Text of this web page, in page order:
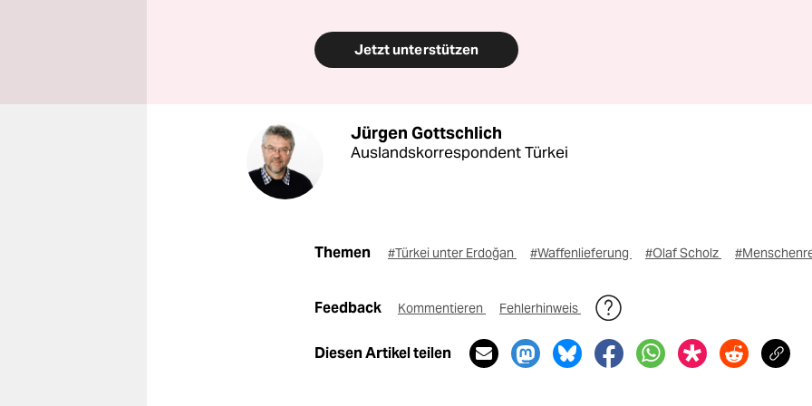
Jetzt unterstützen
Jürgen Gottschlich
Auslandskorrespondent Türkei
Themen #Türkei unter Erdoğan #Waffenlieferung #Olaf Scholz
Feedback Kommentieren Fehlerhinweis
Diesen Artikel teilen